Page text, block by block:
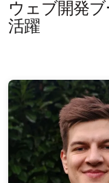
ウェブ開発
活躍